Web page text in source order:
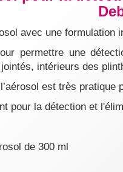
avec une formulation
permettre une
intérieurs des
est très
pour la détection et
de 300 ml